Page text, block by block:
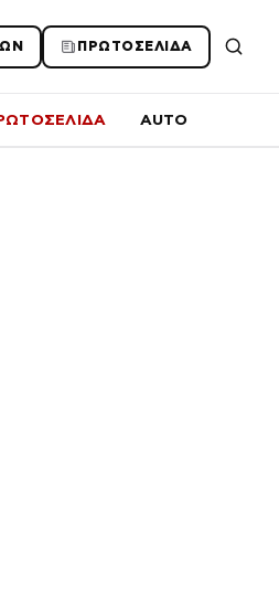
ΠΡΩΤΟΣΕΛΙΔΑ
AUTO